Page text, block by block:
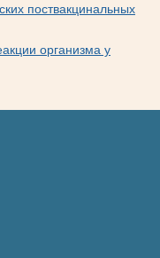
поствакцинальных
организма у